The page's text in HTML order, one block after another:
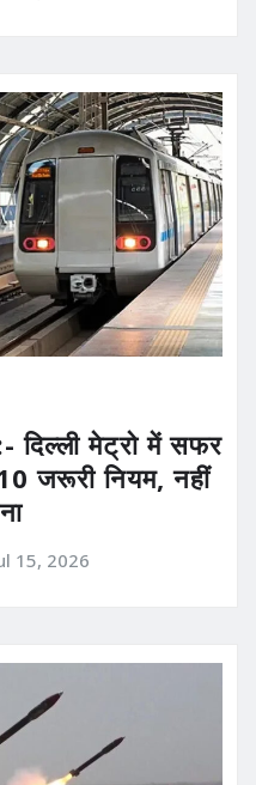
मेट्रो में सफर
जरूरी नियम, नहीं
15, 2026